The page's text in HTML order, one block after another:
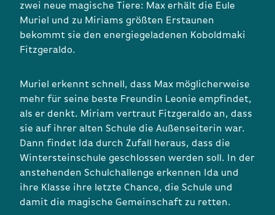
zwei neue magische Tiere: Max erhält die Eule
Muriel und zu Miriams größten Erstaunen
bekommt sie den energiegeladenen Koboldmaki
Fitzgeraldo.
Muriel erkennt schnell, dass Max möglicherweise
mehr für seine beste Freundin Leonie empfindet,
als er denkt. Miriam vertraut Fitzgeraldo an, dass
sie auf ihrer alten Schule die Außenseiterin war.
Dann findet Ida durch Zufall heraus, dass die
Wintersteinschule geschlossen werden soll. In der
anstehenden Schulchallenge erkennen Ida und
ihre Klasse ihre letzte Chance, die Schule und
damit die magische Gemeinschaft zu retten.